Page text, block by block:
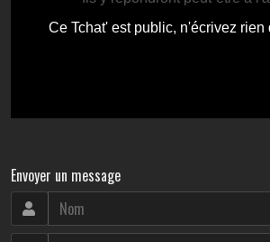
Envoyer un message